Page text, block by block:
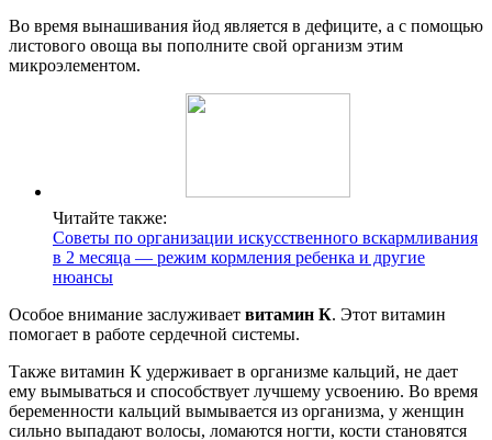
Во время вынашивания йод является в дефиците, а с помощью
листового овоща вы пополните свой организм этим
микроэлементом.
Читайте также:
Советы по организации искусственного вскармливания
в 2 месяца — режим кормления ребенка и другие
нюансы
Особое внимание заслуживает витамин К. Этот витамин
помогает в работе сердечной системы.
Также витамин К удерживает в организме кальций, не дает
ему вымываться и способствует лучшему усвоению. Во время
беременности кальций вымывается из организма, у женщин
сильно выпадают волосы, ломаются ногти, кости становятся